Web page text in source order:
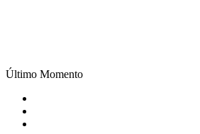
Último Momento